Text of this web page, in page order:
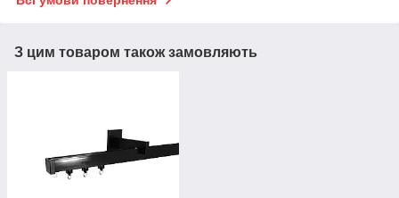
З цим товаром також замовляють